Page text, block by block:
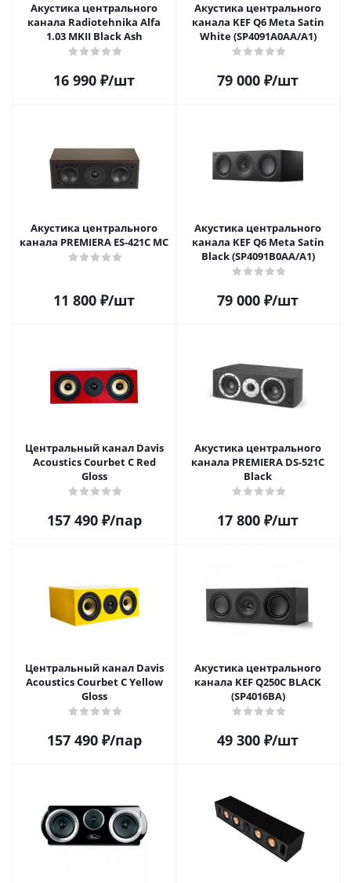
Акустика центрального
канала Radiotehnika Alfa
1.03 MKII Black Ash
16 990 ₽/шт
Акустика центрального
канала KEF Q6 Meta Satin
White (SP4091A0AA/A1)
79 000 ₽/шт
Акустика центрального
канала PREMIERA ES-421C MC
11 800 ₽/шт
Акустика центрального
канала KEF Q6 Meta Satin
Black (SP4091B0AA/A1)
79 000 ₽/шт
Центральный канал Davis
Acoustics Courbet C Red
Gloss
157 490₽/пар
Акустика центрального
канала PREMIERA DS-521C
Black
17 800 ₽/шт
Центральный канал Davis
Acoustics Courbet C Yellow
Gloss
157 490₽/пар
Акустика центрального
канала KEF Q250C BLACK
(SP4016BA)
49 300 ₽/шт